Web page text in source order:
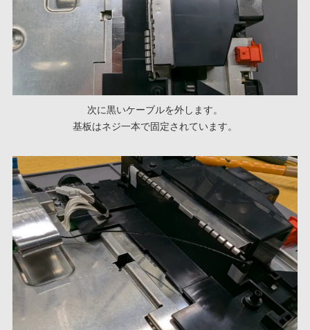
次に黒いケーブルを外します。
基板はネジ一本で固定されています。